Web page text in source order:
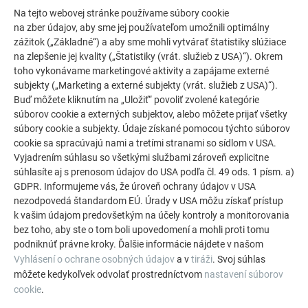
COPYRIGHT
© PREFA | Croce & Wir
Na tejto webovej stránke používame súbory cookie
na zber údajov, aby sme jej používateľom umožnili optimálny
zážitok („Základné“) a aby sme mohli vytvárať štatistiky slúžiace
na zlepšenie jej kvality („Štatistiky (vrát. služieb z USA)“). Okrem
toho vykonávame marketingové aktivity a zapájame externé
subjekty („Marketing a externé subjekty (vrát. služieb z USA)“).
Buď môžete kliknutím na „Uložiť“ povoliť zvolené kategórie
súborov cookie a externých subjektov, alebo môžete prijať všetky
súbory cookie a subjekty. Údaje získané pomocou týchto súborov
cookie sa spracúvajú nami a tretími stranami so sídlom v USA.
Vyjadrením súhlasu so všetkými službami zároveň explicitne
súhlasíte aj s prenosom údajov do USA podľa čl. 49 ods. 1 písm. a)
GDPR. Informujeme vás, že úroveň ochrany údajov v USA
nezodpovedá štandardom EÚ. Úrady v USA môžu získať prístup
k vašim údajom predovšetkým na účely kontroly a monitorovania
bez toho, aby ste o tom boli upovedomení a mohli proti tomu
podniknúť právne kroky. Ďalšie informácie nájdete v našom
Vyhlásení o ochrane osobných údajova vtiráži. Svoj súhlas
môžete kedykoľvek odvolať prostredníctvom nastavení súborov
cookie.